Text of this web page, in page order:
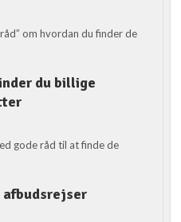
om hvordan du finder de
du billige
gode råd til at finde de
afbudsrejser